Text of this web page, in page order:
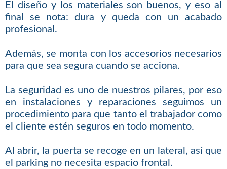
El diseño y los materiales son buenos, y eso al
final se nota: dura y queda con un acabado
profesional.
Además, se monta con los accesorios necesarios
para que sea segura cuando se acciona.
La seguridad es uno de nuestros pilares, por eso
en instalaciones y reparaciones seguimos un
procedimiento para que tanto el trabajador como
el cliente estén seguros en todo momento.
Al abrir, la puerta se recoge en un lateral, así que
el parking no necesita espacio frontal.